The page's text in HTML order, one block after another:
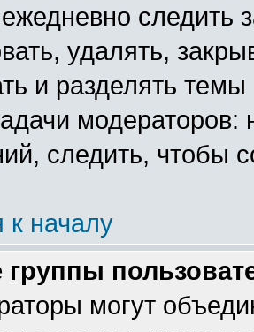
следить
удалять,
и разделять
следить, чтобы
к началу
группы
могут